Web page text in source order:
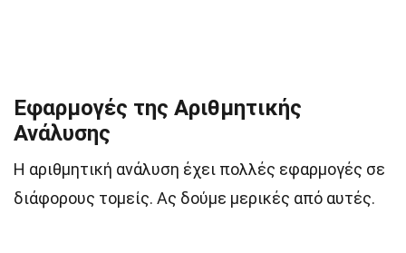
Εφαρμογές της Αριθμητικής
Ανάλυσης
Η αριθμητική ανάλυση έχει πολλές εφαρμογές σε
διάφορους τομείς. Ας δούμε μερικές από αυτές.